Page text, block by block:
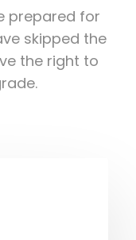
prepared for
skipped the
the right to